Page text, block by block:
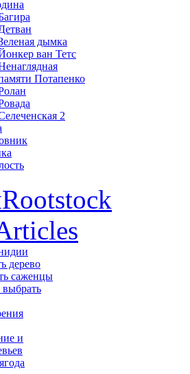
дымка
ван Тетс
Потапенко
2
Rootstock
дерево
саженцы
выбрать
и